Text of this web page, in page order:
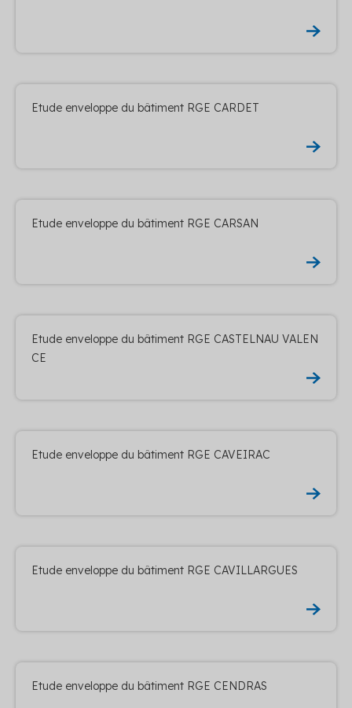
Etude enveloppe du bâtiment RGE CARDET
Etude enveloppe du bâtiment RGE CARSAN
Etude enveloppe du bâtiment RGE CASTELNAU VALEN
CE
Etude enveloppe du bâtiment RGE CAVEIRAC
Etude enveloppe du bâtiment RGE CAVILLARGUES
Etude enveloppe du bâtiment RGE CENDRAS